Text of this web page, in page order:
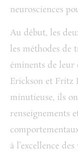
neurosciences
Au début, les
les méthodes de
éminents de
Erickson et Fritz
minutieuse, ils
renseignements
à l’excellence